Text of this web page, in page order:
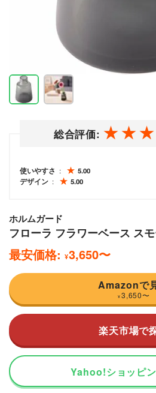
総合評価:
使いやすさ
5.00
デザイン
5.00
ホルムガード
フローラ フラワーベース ス
最安価格: ¥3,650〜
Amazonで
¥ 3,650〜
楽天市場で
Yahoo!ショッピ